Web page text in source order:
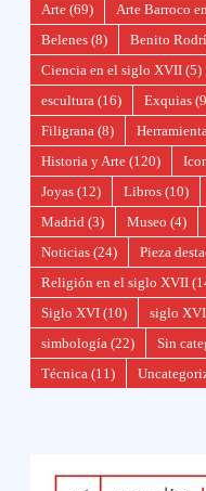
Arte (69) Arte Barroco
Belenes (8) Benito
Ciencia en el siglo XVII (5)
escultura (16) Exquias
Filigrana (8)
Historia y Arte (120)
Joyas (12) Libros (10)
Madrid (3) Museo (4)
Noticias (24) Pieza
Religión en el siglo XVII
Siglo XVI (10) siglo
simbología (22) Sin
Técnica (11)